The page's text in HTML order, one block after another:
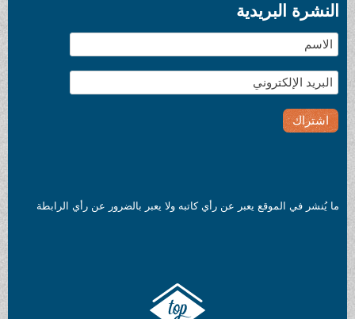
النشرة البريدية
ما يُنشر في الموقع يعبر عن رأي كاتبه ولا يعبر بالضرور عن رأي الرابطة